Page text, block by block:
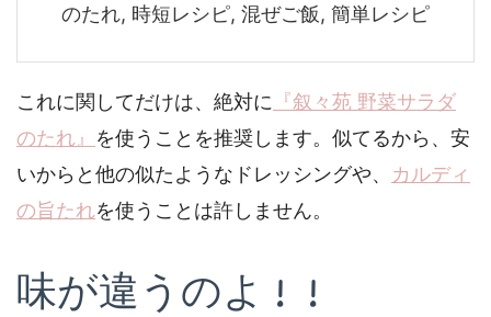
のたれ, 時短レシピ, 混ぜご飯, 簡単レシピ
これに関してだけは、絶対に 『叙々苑 野菜サラダ
のたれ』 を使うことを推奨します。似てるから、安
いからと他の似たようなドレッシングや、 カルディ
の旨たれを使うことは許しません。
味が違うのよ！！